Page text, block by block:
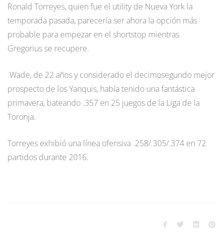
Ronald Torreyes, quien fue el utility de Nueva York la
temporada pasada, parecería ser ahora la opción más
probable para empezar en el shortstop mientras
Gregorius se recupere.
.Wade, de 22 años y considerado el decimosegundo mejor
prospecto de los Yanquis, había tenido una fantástica
primavera, bateando .357 en 25 juegos de la Liga de la
Toronja.
Torreyes exhibió una línea ofensiva .258/.305/.374 en 72
partidos durante 2016.